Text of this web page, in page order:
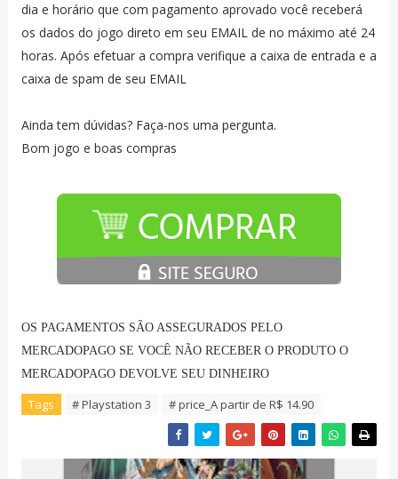
dia e horário que com pagamento aprovado você receberá
os dados do jogo direto em seu EMAIL de no máximo até 24
horas. Após efetuar a compra verifique a caixa de entrada e a
caixa de spam de seu EMAIL
Ainda tem dúvidas? Faça-nos uma pergunta.
Bom jogo e boas compras
OS PAGAMENTOS SÃO ASSEGURADOS PELO
MERCADOPAGO SE VOCÊ NÃO RECEBER O PRODUTO O
MERCADOPAGO DEVOLVE SEU DINHEIRO
Tags # Playstation 3 # price_A partir de R$ 14.90